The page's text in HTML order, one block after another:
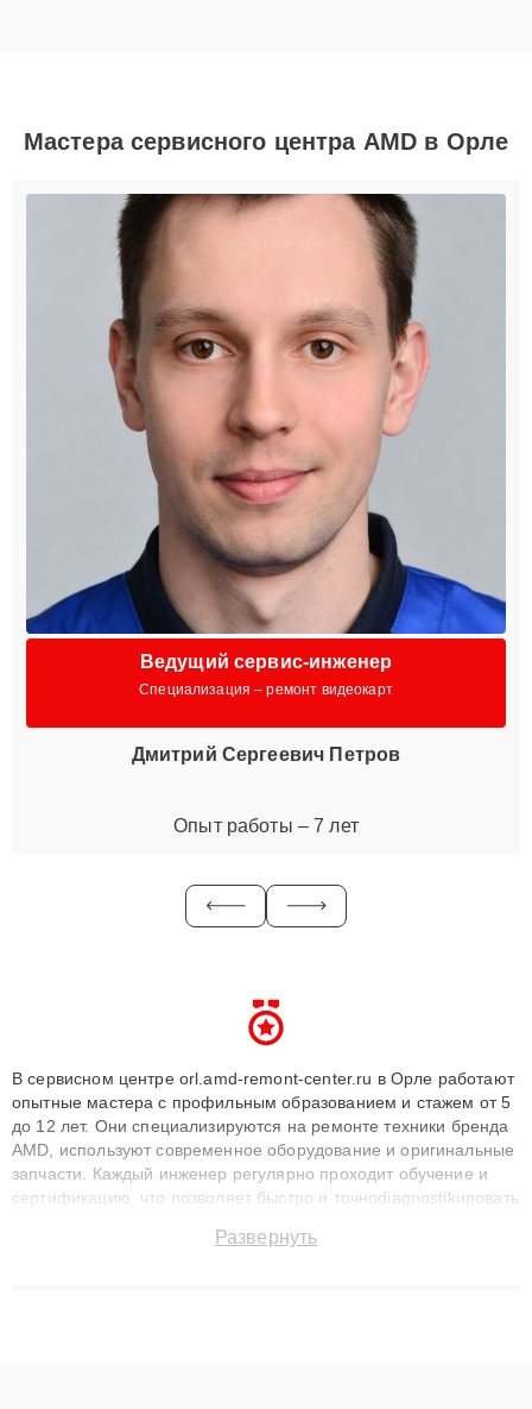
Мастера сервисного центра AMD в Орле
Ведущий сервис-инженер
Специализация – ремонт видеокарт
Дмитрий Сергеевич Петров
Опыт работы – 7 лет
В сервисном центре orl.amd-remont-center.ru в Орле работают
опытные мастера с профильным образованием и стажем от 5
до 12 лет. Они специализируются на ремонте техники бренда
AMD, используют современное оборудование и оригинальные
запчасти. Каждый инженер регулярно проходит обучение и
сертификацию, что позволяет быстро и точноdiagnostikировать
до 3 лет. Наши мастера решают сложные случаи: от замены
Развернуть